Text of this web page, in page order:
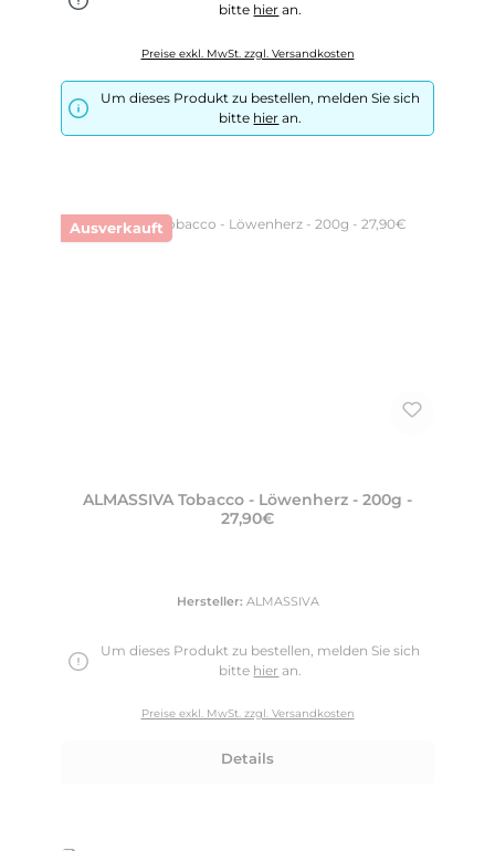
bitte hier an.
Preise exkl. MwSt. zzgl. Versandkosten
Um dieses Produkt zu bestellen, melden Sie sich
bitte hier an.
Ausverkauft
ALMASSIVA Tobacco - Löwenherz - 200g -
27,90€
Hersteller: ALMASSIVA
Um dieses Produkt zu bestellen, melden Sie sich
bitte hier an.
Preise exkl. MwSt. zzgl. Versandkosten
Details